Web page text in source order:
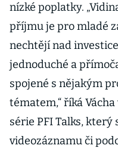
nízké poplatky.
příjmu je pro mladé
nechtějí nad
jednoduché a
spojené s nějakým
tématem,“ říká
série PFI Talks,
videozáznamu či